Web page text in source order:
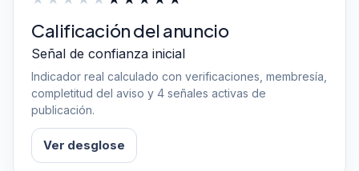
Calificación del anuncio
Señal de confianza inicial
Indicador real calculado con verificaciones, membresía,
completitud del aviso y 4 señales activas de
publicación.
Ver desglose